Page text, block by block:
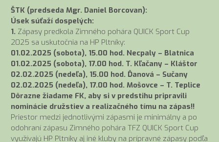
ŠTK (predseda Mgr. Daniel Borcovan):
Úsek súťaží dospelých:
1. Zápasy predkola Zimného pohára QUICK Sport Cup
2025 sa uskutočnia na HP Pltníky:
01.02.2025 (sobota), 15.00 hod. Necpaly – Blatnica
01.02.2025 (sobota), 17.00 hod. T. Kľačany – Kláštor
02.02.2025 (nedeľa), 15.00 hod. Ďanová – Sučany
02.02.2025 (nedeľa), 17.00 hod. Mošovce – T. Teplice
Dôrazne žiadame FK, aby si v predstihu pripravili
nominácie družstiev a realizačného tímu na zápas!!
Priestor medzi jednotlivými zápasmi je minimálny a po
odohraní zápasu Zimného pohára TFZ QUICK Sport Cup
využívajú HP Pltníky aj iné kluby na prípravné zápasy podľa